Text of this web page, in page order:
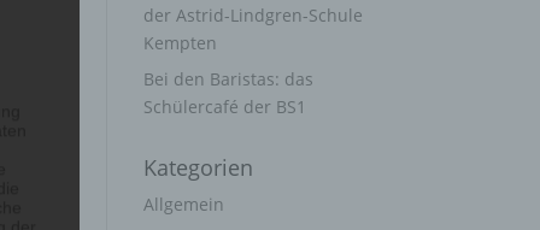
der Astrid-Lindgren-Schule
Kempten
Bei den Baristas: das
Schülercafé der BS1
Kategorien
Allgemein